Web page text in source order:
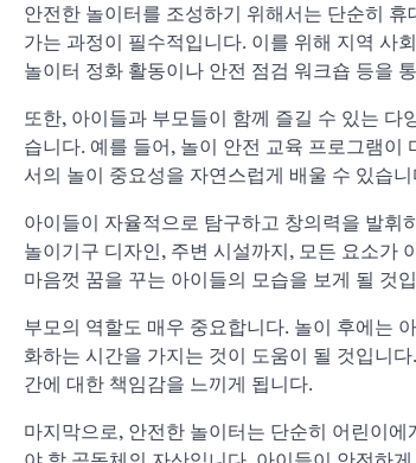
안전한 놀이터를 조성하기 위해서는 단순히
가는 과정이 필수적입니다. 이를 위해 지역 사
놀이터 정화 활동이나 안전 점검 워크숍 등을
또한, 아이들과 부모들이 함께 즐길 수 있는
습니다. 예를 들어, 놀이 안전 교육 프로그램이
서의 놀이 중요성을 자연스럽게 배울 수 있습니
아이들이 자율적으로 탐구하고 창의력을 발휘
놀이기구 디자인, 주변 시설까지, 모든 요소가
마음껏 꿈을 꾸는 아이들의 모습을 보게 될 것
부모의 역할도 매우 중요합니다. 놀이 후에는
화하는 시간을 가지는 것이 도움이 될 것입니
간에 대한 책임감을 느끼게 됩니다.
마지막으로, 안전한 놀이터는 단순히 어린이